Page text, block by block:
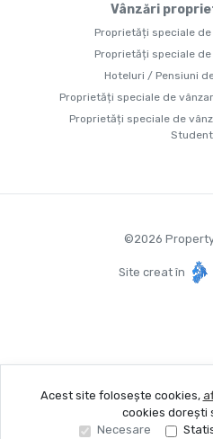
Vânzări
Proprietăți speciale
Proprietăți speciale
Hoteluri / Pensiuni
Proprietăți speciale de
Proprietăți speciale de
©2026 Property
Site creat în
Acest site folosește cookies,
cookies dorești
Necesare